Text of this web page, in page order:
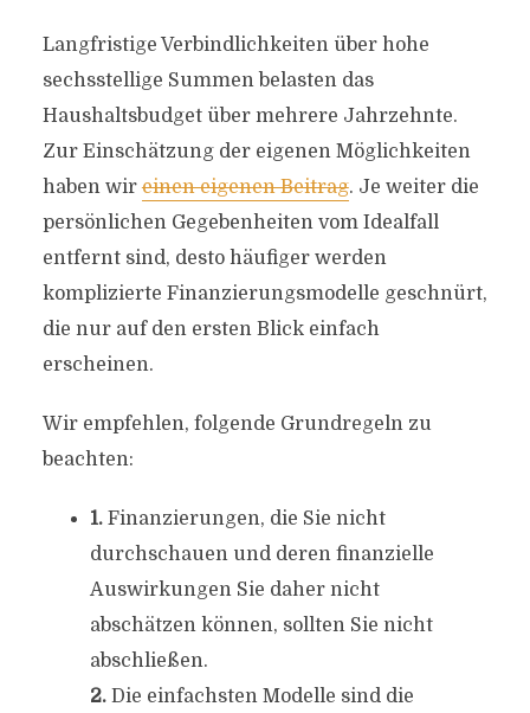
Langfristige Verbindlichkeiten über hohe
sechsstellige Summen belasten das
Haushaltsbudget über mehrere Jahrzehnte.
Zur Einschätzung der eigenen Möglichkeiten
haben wireinen eigenen Beitrag. Je weiter die
persönlichen Gegebenheiten vom Idealfall
entfernt sind, desto häufiger werden
komplizierte Finanzierungsmodelle geschnürt,
die nur auf den ersten Blick einfach
erscheinen.
Wir empfehlen, folgende Grundregeln zu
beachten:
1.Finanzierungen, die Sie nicht
durchschauen und deren finanzielle
Auswirkungen Sie daher nicht
abschätzen können, sollten Sie nicht
abschließen.
2.Die einfachsten Modelle sind die